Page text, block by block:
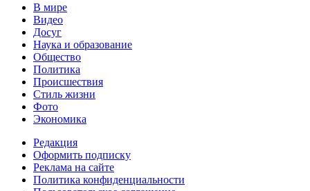
В мире
Видео
Досуг
Наука и образование
Общество
Политика
Происшествия
Стиль жизни
Фото
Экономика
Редакция
Оформить подписку
Реклама на сайте
Политика конфиденциальности